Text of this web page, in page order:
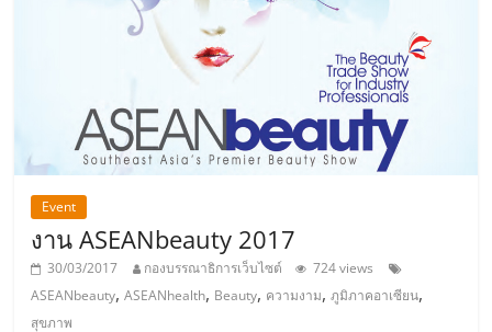
ไชส์
ขาย
หน้า
Event
งาน ASEANbeauty 2017
30/03/2017 กองบรรณาธิการเว็บไซต์
724 views
ASEANbeauty,ASEANhealth, Beauty, ความงาม,ภูมิภาคอาเซียน,
สุขภาพ